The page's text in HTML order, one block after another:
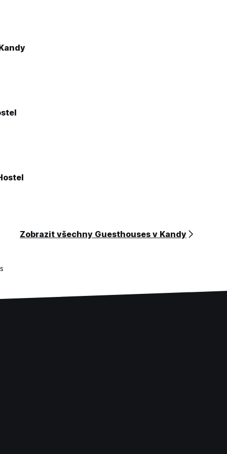
Zobrazit všechny Guesthouses v Kandy